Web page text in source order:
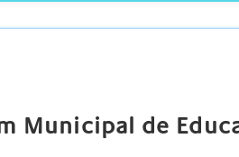
Municipal de